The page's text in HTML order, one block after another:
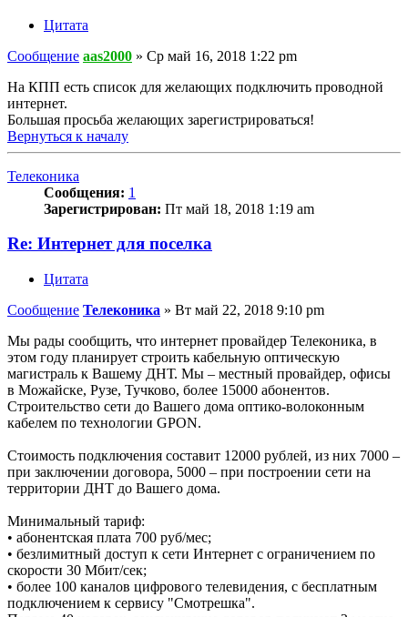
Цитата
Сообщение aas2000 » Ср май 16, 2018 1:22 pm
На КПП есть список для желающих подключить проводной
интернет.
Большая просьба желающих зарегистрироваться!
Вернуться к началу
Телеконика
Сообщения: 1
Зарегистрирован: Пт май 18, 2018 1:19 am
Re: Интернет для поселка
Цитата
Сообщение Телеконика » Вт май 22, 2018 9:10 pm
Мы рады сообщить, что интернет провайдер Телеконика, в
этом году планирует строить кабельную оптическую
магистраль к Вашему ДНТ. Мы – местный провайдер, офисы
в Можайске, Рузе, Тучково, более 15000 абонентов.
Строительство сети до Вашего дома оптико-волоконным
кабелем по технологии GPON.
Стоимость подключения составит 12000 рублей, из них 7000 –
при заключении договора, 5000 – при построении сети на
территории ДНТ до Вашего дома.
Минимальный тариф:
• абонентская плата 700 руб/мес;
• безлимитный доступ к сети Интернет с ограничением по
скорости 30 Мбит/сек;
• более 100 каналов цифрового телевидения, с бесплатным
подключением к сервису "Смотрешка".